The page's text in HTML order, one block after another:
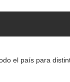
el país para